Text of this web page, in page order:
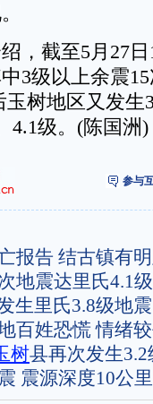
截至5月27日
3级以上余震
树地区又发生
4.1级。(陈国洲)
参与
报告 结古镇有
地震达里氏4.1级
生里氏3.8级地震
百姓恐慌 情绪
树县再次发生
震源深度10公里